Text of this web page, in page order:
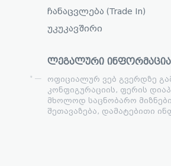
ჩანაცვლება (Trade In)
უკუკავშირი
ᲚᲔᲒᲐᲚᲣᲠᲘ ᲘᲜᲤᲝᲠᲛᲐᲪᲘᲐ
ოფიციალურ ვებ გვერდზე
კონფიგურაციის, ფერის
მხოლოდ საცნობარო
შეთავაზება, დამატებითი